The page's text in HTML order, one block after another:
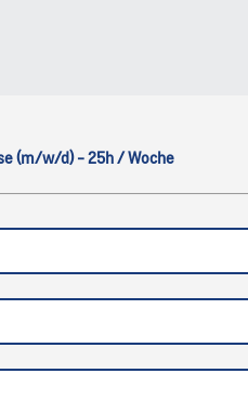
(m/w/d) - 25h / Woche